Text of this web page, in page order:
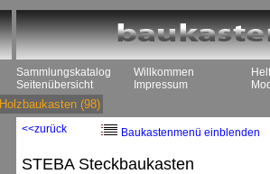
Sammlungskatalog
Seitenübersicht
Willkommen
Impressum
Holzbaukasten(98)
<<zurück Baukastenmenü einblenden
STEBA Steckbaukasten